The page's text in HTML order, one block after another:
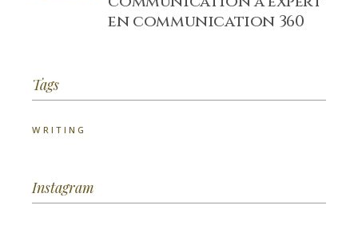
en communication 360
Tags
WRITING
Instagram